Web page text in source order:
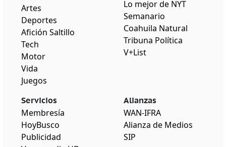
Artes
Deportes
Afición Saltillo
Tech
Motor
Vida
Juegos
Lo mejor de NYT
Semanario
Coahuila Natural
Tribuna Política
V+List
Servicios
Membresía
HoyBusco
Publicidad
Alianzas
WAN-IFRA
Alianza de Medios
SIP